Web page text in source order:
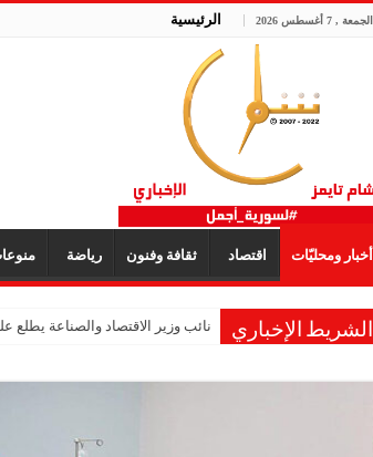
الجمعة , 7 أغسطس 2026 الرئيسية
أخبار ومحليّات اقتصاد ثقافة وفنون رياضة
الشريط الإخباري نائب وزير الاقتصاد والصناعة يطلع